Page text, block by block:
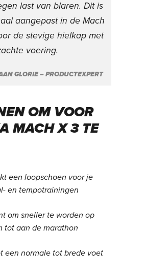
last van blaren. Dit is
aangepast in de Mach
de stevige hielkap met
voering.
GLORIE – PRODUCTEXPERT
OM VOOR
MACH X 3 TE
een loopschoen voor je
en tempotrainingen
om sneller te worden op
tot aan de marathon
een normale tot brede voet